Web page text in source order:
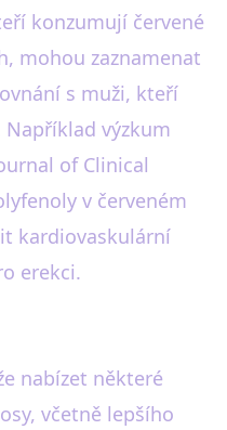
konzumují červené
mohou zaznamenat
s muži, kteří
výzkum
of Clinical
v červeném
kardiovaskulární
erekci.
nabízet některé
včetně lepšího